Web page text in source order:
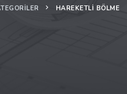
HAREKETLI BÖLME